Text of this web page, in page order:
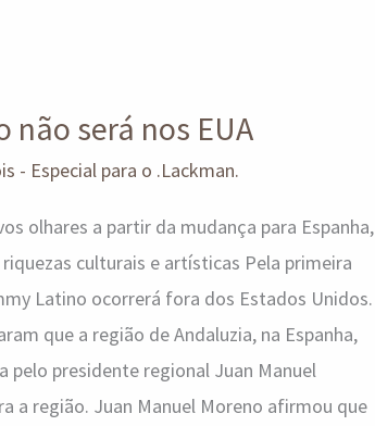
será nos EUA
- Especial para o .Lackman.
olhares a partir da mudança para Espanha,
culturais e artísticas Pela primeira
Latino ocorrerá fora dos Estados Unidos.
que a região de Andaluzia, na Espanha,
pelo presidente regional Juan Manuel
a região. Juan Manuel Moreno afirmou que